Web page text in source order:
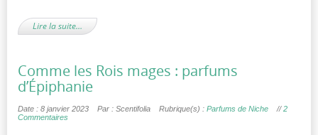
Lire la suite…
Comme les Rois mages : parfums
d’Épiphanie
Date : 8 janvier 2023 Par : Scentifolia Rubrique(s) : Parfums de Niche //2
Commentaires